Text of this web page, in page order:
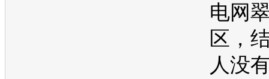
电网
区，
人没